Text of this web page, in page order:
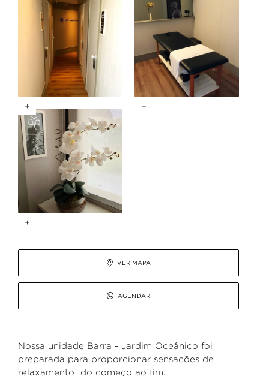
+ +
+
 VER MAPA
 AGENDAR
Nossa unidade Barra - Jardim Oceânico foi
preparada para proporcionar sensações de
relaxamento do começo ao fim.